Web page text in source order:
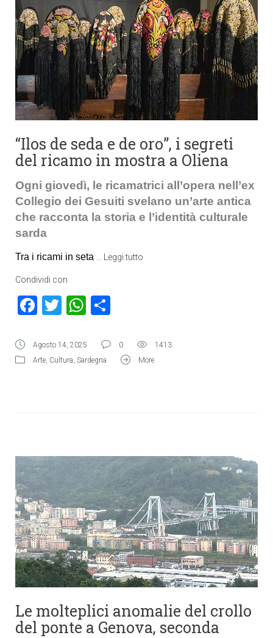
“Ilos de seda e de oro”, i segreti
del ricamo in mostra a Oliena
Ogni giovedì, le ricamatrici all’opera nell’ex
Collegio dei Gesuiti svelano un’arte antica
che racconta la storia e l’identità culturale
sarda
Tra i ricami in seta Leggi tutto
Condividi con
Facebook
TwitterWhatsApp
Agosto 14, 2025 0
1413
Arte, Cultura, Sardegna More
Le molteplici anomalie del crollo
del ponte a Genova, seconda